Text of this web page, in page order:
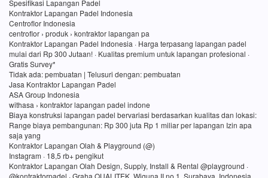
Spesifikasi Lapangan Padel
Kontraktor Lapangan Padel Indonesia
Centroflor Indonesia
centroflor › produk › kontraktor lapangan pa
Kontraktor Lapangan Padel Indonesia · Harga terpasang lapangan padel
mulai dari Rp 300 Jutaan! · Kualitas premium untuk lapangan profesional ·
Gratis Survey*
Tidak ada: pembuatan ‎| Telusuri dengan: pembuatan
Jasa Kontraktor Lapangan Padel
ASA Group Indonesia
withasa › kontraktor lapangan padel indone
Biaya konstruksi lapangan padel bervariasi berdasarkan kualitas dan lokasi:
Range biaya pembangunan: Rp 300 juta Rp 1 miliar per lapangan Izin apa
saja yang
Kontraktor Lapangan Olah & Playground (@)
Instagram · 18,5 rb+ pengikut
Kontraktor Lapangan Olah Design, Supply, Install & Rental @playground ·
@kontraktorpadel · Graha QUALITEK, Wiguna II no 1, Surabaya, Indonesia